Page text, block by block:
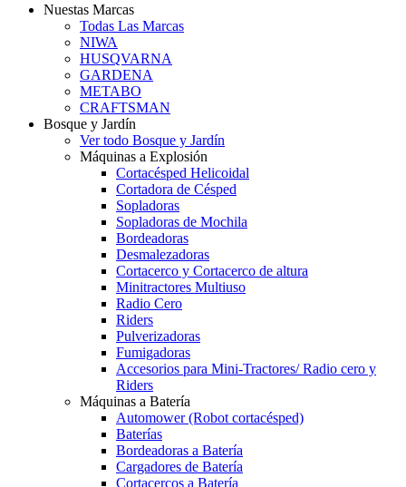
Nuestas Marcas
Todas Las Marcas
NIWA
HUSQVARNA
GARDENA
METABO
CRAFTSMAN
Bosque y Jardín
Ver todo Bosque y Jardín
Máquinas a Explosión
Cortacésped Helicoidal
Cortadora de Césped
Sopladoras
Sopladoras de Mochila
Bordeadoras
Desmalezadoras
Cortacerco y Cortacerco de altura
Minitractores Multiuso
Radio Cero
Riders
Pulverizadoras
Fumigadoras
Accesorios para Mini-Tractores/ Radio cero y
Riders
Máquinas a Batería
Automower (Robot cortacésped)
Baterías
Bordeadoras a Batería
Cargadores de Batería
Cortacercos a Batería